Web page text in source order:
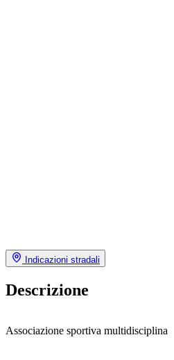
Indicazioni stradali
Descrizione
Associazione sportiva multidisciplina